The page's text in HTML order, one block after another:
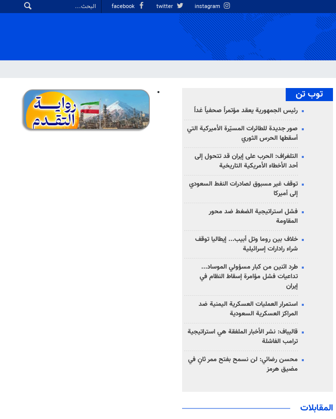
توب تن
رئيس الجمهورية يعقد مؤتمراً صحفياً غداً
صور جديدة للطائرات المسيّرة الأميركية التي
أسقطها الحرس الثوري
التلغراف: الحرب على إيران قد تتحول إلى
أحد الأخطاء الأمريكية التاريخية
توقف غير مسبوق لصادرات النفط السعودي
إلى أميركا
فشل استراتيجية الضغط ضد محور
المقاومة
خلاف بين روما وتل أبيب... إيطاليا توقف
شراء رادارات إسرائيلية
طرد اثنين من كبار مسؤولي الموساد...
تداعيات فشل مؤامرة إسقاط النظام في
إيران
استمرار العمليات العسكرية اليمنية ضد
المراكز العسكرية السعودية
قاليباف: نشر الأخبار الملفقة هي استراتيجية
ترامب الفاشلة
محسن رضائي: لن نسمح بفتح ممر ثانٍ في
مضيق هرمز
المقابلات